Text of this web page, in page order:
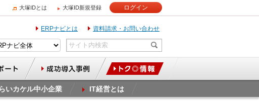
大塚IDとは 大塚ID新規登録 ログイン
ERPナビとは 資料請求・お問い合わせ
いカケル中小企業 IT経営とは